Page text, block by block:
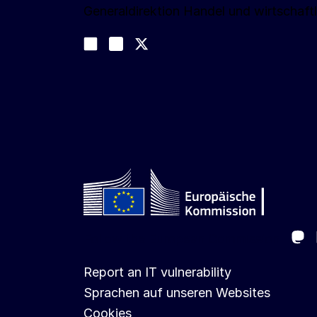
Generaldirektion Handel und
Join us on LinkedIn
Trade-Off podcast
Report an IT vulnerability
Sprachen auf unseren Websites
Cookies